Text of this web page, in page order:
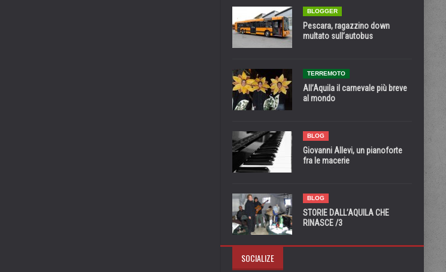
BLOGGER
Pescara, ragazzino down
multato sull’autobus
TERREMOTO
All’Aquila il carnevale più breve
al mondo
BLOG
Giovanni Allevi, un pianoforte
fra le macerie
BLOG
STORIE DALL’AQUILA CHE
RINASCE /3
SOCIALIZE